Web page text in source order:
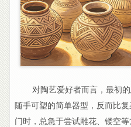
对陶艺爱好者而言，最初
随手可塑的简单器型，反而比
门时，总急于尝试雕花、镂空